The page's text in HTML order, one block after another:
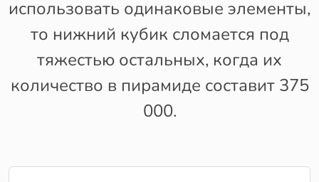
использовать одинаковые элементы,
то нижний кубик сломается под
тяжестью остальных, когда их
количество в пирамиде составит 375
000.